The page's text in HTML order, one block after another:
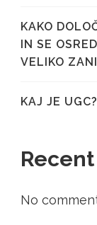
KAKO
IN SE
VELIKO
KAJ JE UGC?
No